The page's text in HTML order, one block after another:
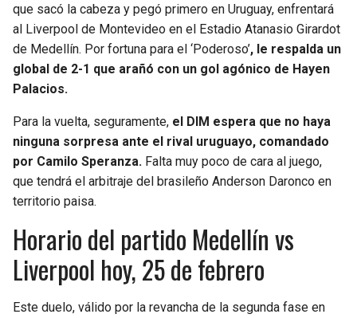
que sacó la cabeza y pegó primero en Uruguay, enfrentará
al Liverpool de Montevideo en el Estadio Atanasio Girardot
de Medellín. Por fortuna para el ‘Poderoso’, le respalda un
global de 2-1 que arañó con un gol agónico de Hayen
Palacios.
Para la vuelta, seguramente, el DIM espera que no haya
ninguna sorpresa ante el rival uruguayo, comandado
por Camilo Speranza. Falta muy poco de cara al juego,
que tendrá el arbitraje del brasileño Anderson Daronco en
territorio paisa.
Horario del partido Medellín vs
Liverpool hoy, 25 de febrero
Este duelo, válido por la revancha de la segunda fase en